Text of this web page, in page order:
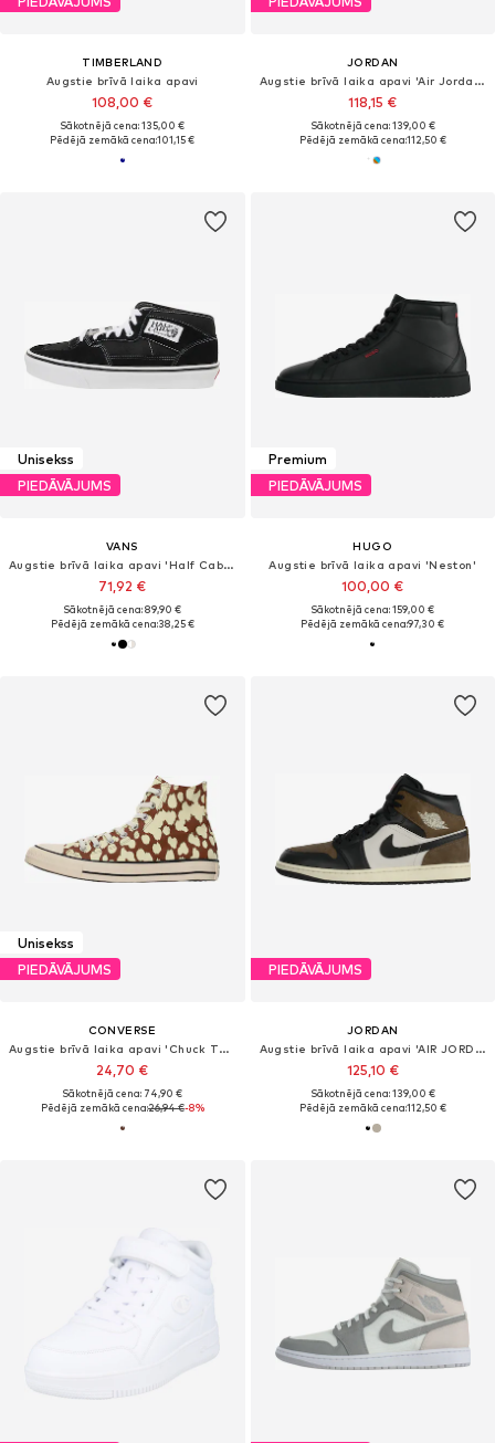
TIMBERLAND
Augstie brīvā laika apavi
108,00 €
Sākotnējā cena: 135,00 €
Pēdējā zemākā cena:101,15 €
JORDAN
Augstie brīvā laika apavi 'Air Jordan 1 Mid'
118,15 €
Sākotnējā cena: 139,00 €
Pēdējā zemākā cena:112,50 €
Unisekss
PIEDĀVĀJUMS
VANS
Augstie brīvā laika apavi 'Half Cab Decon'
71,92 €
Sākotnējā cena: 89,90 €
Pēdējā zemākā cena:38,25 €
Premium
PIEDĀVĀJUMS
HUGO
Augstie brīvā laika apavi 'Neston'
100,00 €
Sākotnējā cena: 159,00 €
Pēdējā zemākā cena:97,30 €
Unisekss
PIEDĀVĀJUMS
CONVERSE
Augstie brīvā laika apavi 'Chuck Taylor All Star'
24,70 €
Sākotnējā cena: 74,90 €
Pēdējā zemākā cena:26,94 €-8%
PIEDĀVĀJUMS
JORDAN
Augstie brīvā laika apavi 'AIR JORDAN 1'
125,10 €
Sākotnējā cena: 139,00 €
Pēdējā zemākā cena:112,50 €